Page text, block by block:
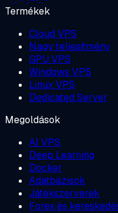
Termékek
Cloud VPS
Nagy teljesítmény
GPU VPS
Windows VPS
Linux VPS
Dedicated Server
Megoldások
AI VPS
Deep Learning
Docker
Adatbázisok
Játékszerverek
Forex és